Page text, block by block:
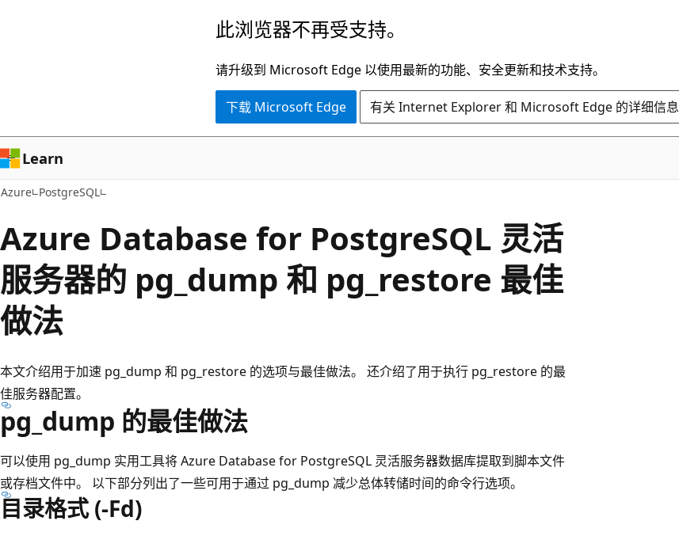
容
此浏览器不再受支持。
请升级到 Microsoft Edge 以使用最新的功能、安全更新和技术支持。
下载 Microsoft Edge 有关 Internet Explorer 和 Microsoft Edge 的详细信息
Learn
Azure PostgreSQL
Azure Database for PostgreSQL 灵活
服务器的 pg_dump 和 pg_restore 最佳
做法
本文介绍用于加速 pg_dump 和 pg_restore 的选项与最佳做法。 还介绍了用于执行 pg_restore 的最
佳服务器配置。
pg_dump 的最佳做法
可以使用 pg_dump 实用工具将 Azure Database for PostgreSQL 灵活服务器数据库提取到脚本文件
或存档文件中。 以下部分列出了一些可用于通过 pg_dump 减少总体转储时间的命令行选项。
目录格式 (-Fd)